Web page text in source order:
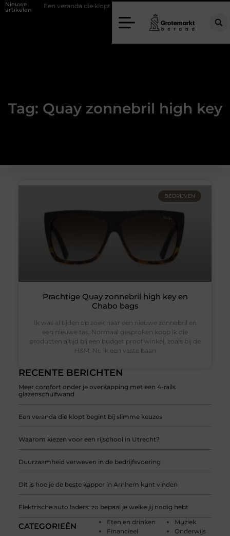
Nieuwe
artikelen Een veranda die klopt begint bij slimme keuzes
Tag: Quay zonnebril high key
RECENTE BERICHTEN
Meer comfort onder je overkapping met een 4-rails
glazenschuifwand
Een veranda die klopt begint bij slimme keuzes
Waarom kiezen voor een rijschool in Utrecht?
Duurzaamheid verweven in de bedrijfsvoering
Dit is hoe je de beste kapper in Arnhem kunt vinden
Elektrische auto laders: zo bepaal je welke jij nodig hebt
CATEGORIEËN
Eten en drinken
Financieel
Muziek
Onderwijs
BEDRIJVEN
Prachtige Quay zonnebril high key en
Chabo bags
Ik was al tijden op zoek naar een nieuwe zonnebril en
een nieuwe tas. Normaal gesproken koop ik die
producten altijd bij een budget proof winkel, zoals bij de
H&M. Nu ik een vaste baan